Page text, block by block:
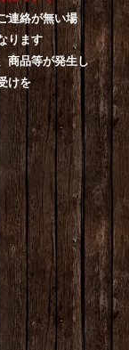
絡が無い場
ります
商品等が発生し
けを